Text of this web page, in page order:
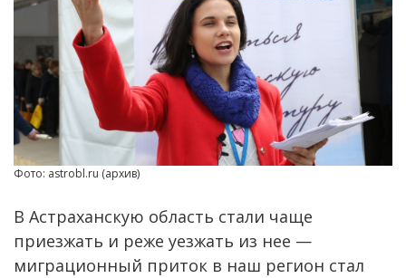
Фото: astrobl.ru (архив)
В Астраханскую область стали чаще
приезжать и реже уезжать из нее —
миграционный приток в наш регион стал